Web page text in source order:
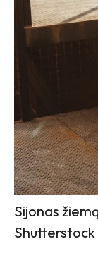
Sijonas